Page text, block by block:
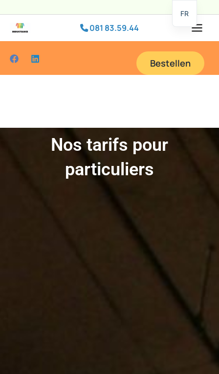
hoofdinhoud
081 83.59.44
Bestellen
Nos tarifs pour
particuliers
FR